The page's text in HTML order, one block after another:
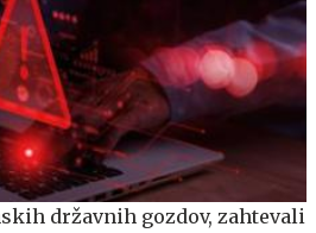
državnih gozdov, zahtevali